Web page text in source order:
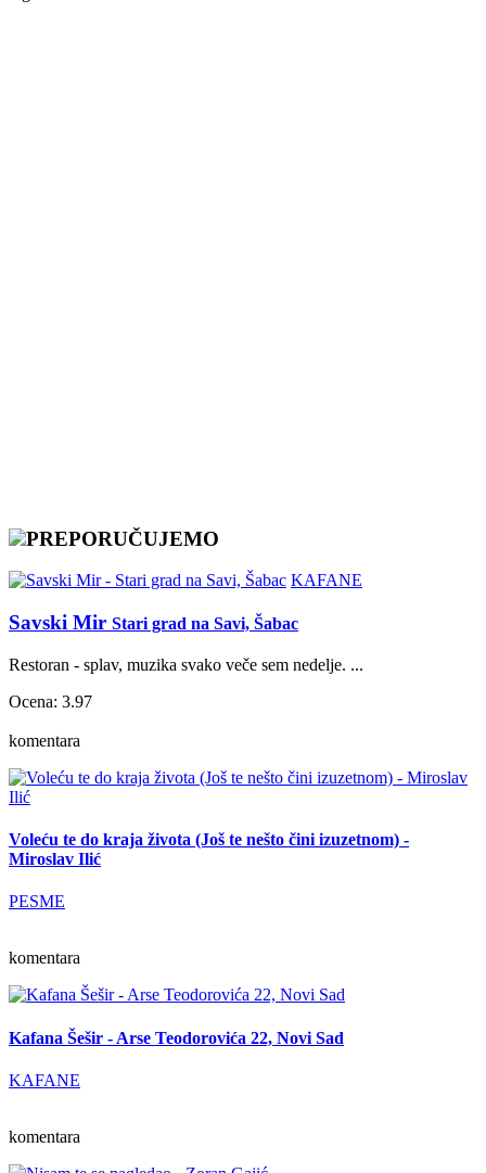
PREPORUČUJEMO
KAFANE
Savski Mir Stari grad na Savi, Šabac
Restoran - splav, muzika svako veče sem nedelje. ...
Ocena: 3.97
komentara
Voleću te do kraja života (Još te nešto čini izuzetnom) -
Miroslav Ilić
PESME
komentara
Kafana Šešir - Arse Teodorovića 22, Novi Sad
KAFANE
komentara